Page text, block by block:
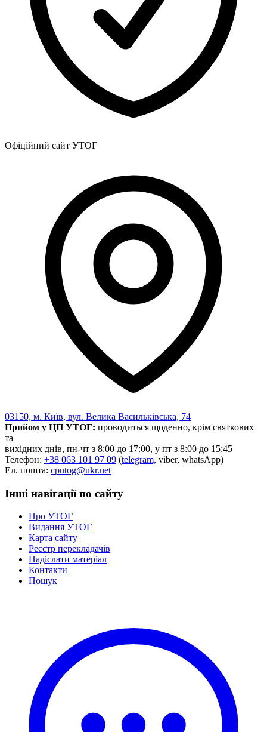
Офіційний сайт УТОГ
03150, м. Київ, вул. Велика Васильківська, 74
Прийом у ЦП УТОГ: проводиться щоденно, крім святкових
та
вихідних днів, пн-чт з 8:00 до 17:00, у пт з 8:00 до 15:45
Телефон: +38 063 101 97 09 (telegram, viber, whatsApp)
Ел. пошта: cputog@ukr.net
Інші навігації по сайту
Про УТОГ
Видання УТОГ
Карта сайту
Реєстр перекладачів
Надіслати матеріал
Контакти
Пошук